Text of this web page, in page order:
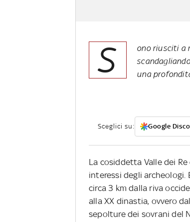
S
ono riusciti a
una
Sceglici su: Google
La cosiddetta Valle dei
interessi degli archeologi.
circa 3 km dalla riva
alla XX dinastia, ovvero
sepolture dei sovrani del